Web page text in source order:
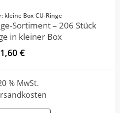
kleine Box CU-Ringe
Sortiment – 206 Stück
in kleiner Box
€
% MwSt.